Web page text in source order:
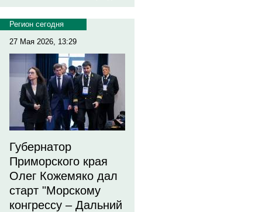
Регион сегодня
27 Мая 2026, 13:29
Губернатор
Приморского края
Олег Кожемяко дал
старт "Морскому
конгрессу – Дальний